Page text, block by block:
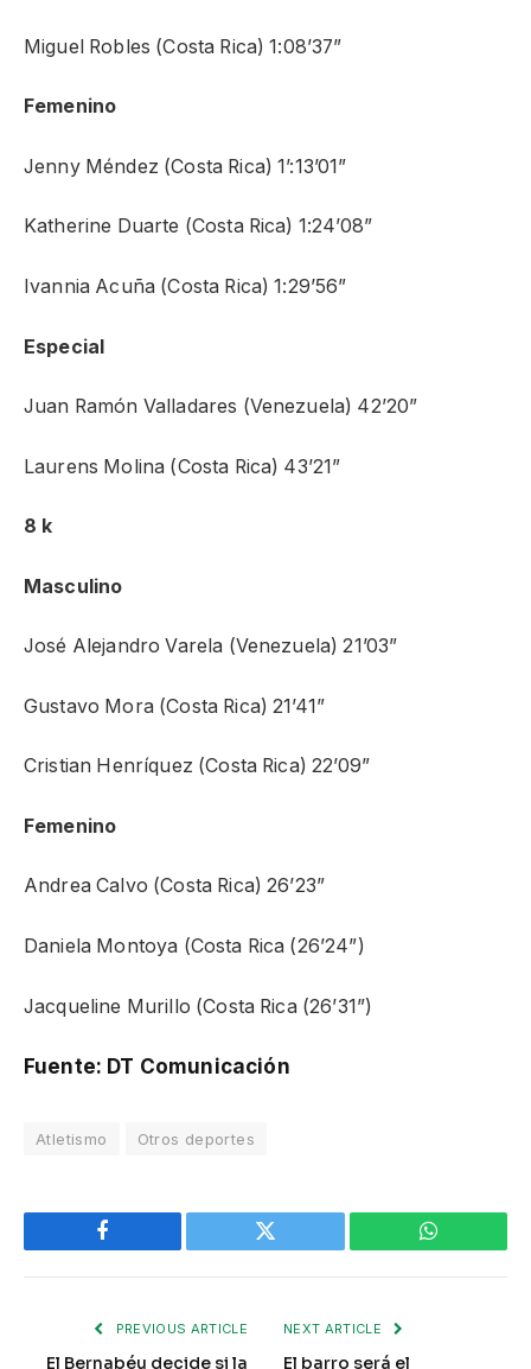
Miguel Robles (Costa Rica) 1:08’37”
Femenino
Jenny Méndez (Costa Rica) 1’:13’01”
Katherine Duarte (Costa Rica) 1:24’08”
Ivannia Acuña (Costa Rica) 1:29’56”
Especial
Juan Ramón Valladares (Venezuela) 42’20”
Laurens Molina (Costa Rica) 43’21”
8 k
Masculino
José Alejandro Varela (Venezuela) 21’03”
Gustavo Mora (Costa Rica) 21’41”
Cristian Henríquez (Costa Rica) 22’09”
Femenino
Andrea Calvo (Costa Rica) 26’23”
Daniela Montoya (Costa Rica (26’24”)
Jacqueline Murillo (Costa Rica (26’31”)
Fuente: DT Comunicación
Atletismo Otros deportes
Facebook Twitter WhatsApp
PREVIOUS ARTICLE
El Bernabéu decide si la
NEXT ARTICLE
El barro será el